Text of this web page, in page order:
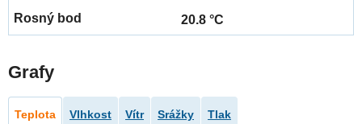
20.8 °C
Grafy
Teplota Vlhkost Vítr Srážky Tlak